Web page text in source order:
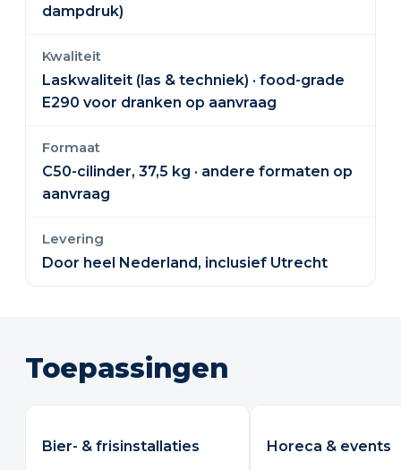
dampdruk)
Kwaliteit
Laskwaliteit (las & techniek) · food-grade
E290 voor dranken op aanvraag
Formaat
C50-cilinder, 37,5 kg · andere formaten op
aanvraag
Levering
Door heel Nederland, inclusief Utrecht
Toepassingen
Bier- & frisinstallaties Horeca & events